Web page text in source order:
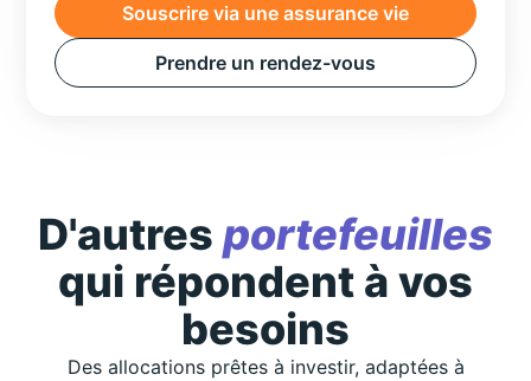
Souscrire via une assurance vie
Prendre un rendez-vous
D'autres portefeuilles
qui répondent à vos
besoins
Des allocations prêtes à investir, adaptées à